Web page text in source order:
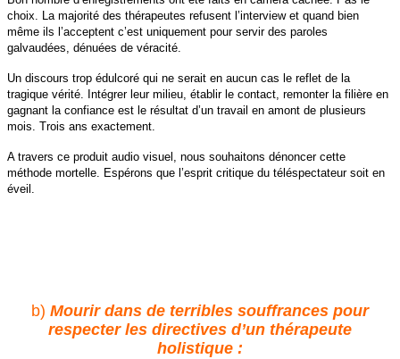
choix. La majorité des thérapeutes refusent l’interview et quand bien
même ils l’acceptent c’est uniquement pour servir des paroles
galvaudées, dénuées de véracité.
Un discours trop édulcoré qui ne serait en aucun cas le reflet de la
tragique vérité. Intégrer leur milieu, établir le contact, remonter la filière en
gagnant la confiance est le résultat d’un travail en amont de plusieurs
mois. Trois ans exactement.
A travers ce produit audio visuel, nous souhaitons dénoncer cette
méthode mortelle. Espérons que l’esprit critique du téléspectateur soit en
éveil.
b) Mourir dans de terribles souffrances pour
respecter les directives d’un thérapeute
holistique :